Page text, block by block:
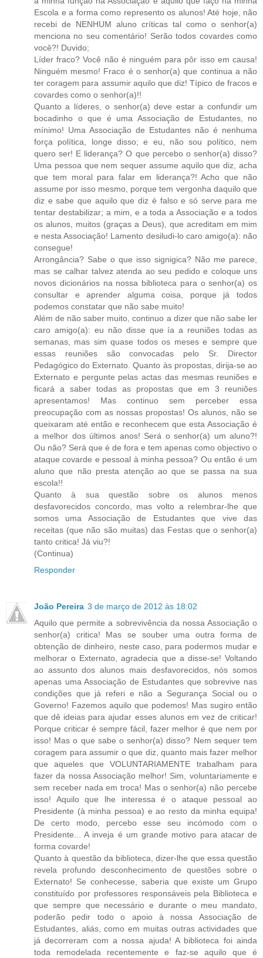
Escola e a forma como represento os alunos! Até hoje, não
recebi de NENHUM aluno críticas tal como o senhor(a)
menciona no seu comentário! Serão todos covardes como
você?! Duvido;
Líder fraco? Você não é ninguém para pôr isso em causa!
Ninguém mesmo! Fraco é o senhor(a) que continua a não
ter coragem para assumir aquilo que diz! Típico de fracos e
covardes como o senhor(a)!!
Quanto a líderes, o senhor(a) deve estar a confundir um
bocadinho o que é uma Associação de Estudantes, no
mínimo! Uma Associação de Estudantes não é nenhuma
força política, longe disso; e eu, não sou político, nem
quero ser! E liderança? O que percebo o senhor(a) disso?
Uma pessoa que nem sequer assume aquilo que diz, acha
que tem moral para falar em liderança?! Acho que não
assume por isso mesmo, porque tem vergonha daquilo que
diz e sabe que aquilo que diz é falso e só serve para me
tentar destabilizar; a mim, e a toda a Associação e a todos
os alunos, muitos (graças a Deus), que acreditam em mim
e nesta Associação! Lamento desiludi-lo caro amigo(a): não
consegue!
Arrongância? Sabe o que isso signigica? Não me parece,
mas se calhar talvez atenda ao seu pedido e coloque uns
novos dicionários na nossa biblioteca para o senhor(a) os
consultar e aprender alguma coisa, porque já todos
podemos constatar que não sabe muito!
Além de não saber muito, continuo a dizer que não sabe ler
caro amigo(a): eu não disse que ía a reuniões todas as
semanas, mas sim quase todos os meses e sempre que
essas reuniões são convocadas pelo Sr. Director
Pedagógico do Externato. Quanto às propostas, dirija-se ao
Externato e pergunte pelas actas das mesmas reuniões e
ficará a saber todas as propostas que em 3 reuniões
apresentamos! Mas continuo sem perceber essa
preocupação com as nossas propostas! Os alunos, não se
queixaram até então e reconhecem que esta Associação é
a melhor dos últimos anos! Será o senhor(a) um aluno?!
Ou não? Será que é de fora e tem apenas como objectivo o
ataque covarde e pessoal à minha pessoa? Ou então é um
aluno que não presta atenção ao que se passa na sua
escola!!
Quanto à sua questão sobre os alunos menos
desfavorecidos concordo, mas volto a relembrar-lhe que
somos uma Associação de Estudantes que vive das
receitas (que não são muitas) das Festas que o senhor(a)
tanto critica! Já viu?!
(Continua)
Responder
João Pereira 3 de março de 2012 às 18:02
Aquilo que permite a sobrevivência da nossa Associação o
senhor(a) critica! Mas se souber uma outra forma de
obtenção de dinheiro, neste caso, para podermos mudar e
melhorar o Externato, agradecia que a disse-se! Voltando
ao assunto dos alunos mais desfavorecidos, nós somos
apenas uma Associação de Estudantes que sobrevive nas
condições que já referi e não a Segurança Social ou o
Governo! Fazemos aquilo que podemos! Mas sugiro então
que dê ideias para ajudar esses alunos em vez de criticar!
Porque criticar é sempre fácil, fazer melhor é que nem por
isso! Mas o que sabe o senhor(a) disso? Nem sequer tem
coragem para assumir o que diz, quanto mais fazer melhor
que aqueles que VOLUNTARIAMENTE trabalham para
fazer da nossa Associação melhor! Sim, voluntariamente e
sem receber nada em troca! Mas o senhor(a) não percebe
isso! Aquilo que lhe interessa é o ataque pessoal ao
Presidente (à minha pessoa) e ao resto da minha equipa!
De certo modo, percebo esse seu incómodo com o
Presidente... A inveja é um grande motivo para atacar de
forma covarde!
Quanto à questão da biblioteca, dizer-lhe que essa questão
revela profundo desconhecimento de questões sobre o
Externato! Se conhecesse, saberia que existe um Grupo
constituído por professores responsáveis pela Biblioteca e
que sempre que necessário e durante o meu mandato,
poderão pedir todo o apoio à nossa Associação de
Estudantes, aliás, como em muitas outras actividades que
já decorreram com a nossa ajuda! A biblioteca foi ainda
toda remodelada recentemente e faz-se aquilo que é